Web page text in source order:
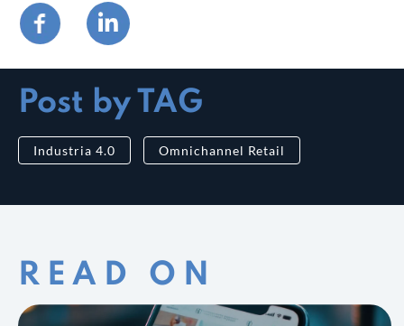
Post by TAG
Industria 4.0 Omnichannel Retail
READ ON